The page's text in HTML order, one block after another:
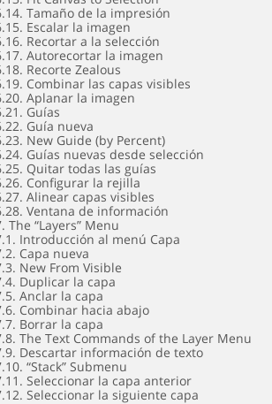
Tamaño de la impresión
Escalar la imagen
Recortar a la selección
Autorecortar la imagen
Recorte Zealous
Combinar las capas visibles
Aplanar la imagen
Guías
Guía nueva
New Guide (by Percent)
Guías nuevas desde selección
Quitar todas las guías
Configurar la rejilla
Alinear capas visibles
Ventana de información
The “Layers” Menu
Introducción al menú Capa
Capa nueva
New From Visible
Duplicar la capa
Anclar la capa
Combinar hacia abajo
Borrar la capa
The Text Commands of the Layer Menu
Descartar información de texto
“Stack” Submenu
Seleccionar la capa anterior
Seleccionar la siguiente capa